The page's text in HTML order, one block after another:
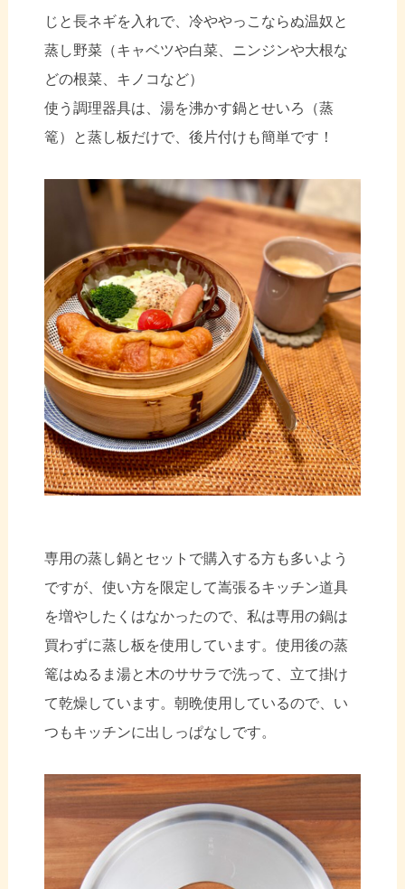
じと長ネギを入れで、冷ややっこならぬ温奴と
蒸し野菜（キャベツや白菜、ニンジンや大根な
どの根菜、キノコなど）
使う調理器具は、湯を沸かす鍋とせいろ（蒸
篭）と蒸し板だけで、後片付けも簡単です！
専用の蒸し鍋とセットで購入する方も多いよう
ですが、使い方を限定して嵩張るキッチン道具
を増やしたくはなかったので、私は専用の鍋は
買わずに蒸し板を使用しています。使用後の蒸
篭はぬるま湯と木のササラで洗って、立て掛け
て乾燥しています。朝晩使用しているので、い
つもキッチンに出しっぱなしです。